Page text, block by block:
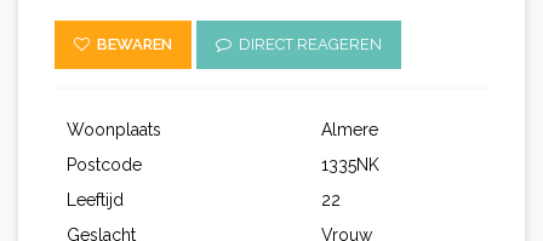
BEWAREN DIRECT REAGEREN
Woonplaats
Almere
Postcode
1335NK
Leeftijd
22
Geslacht
Vrouw